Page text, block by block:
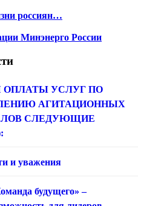
россиян…
Минэнерго России
ОПЛАТЫ УСЛУГ ПО
АГИТАЦИОННЫХ
СЛЕДУЮЩИЕ
и уважения
будущего» –